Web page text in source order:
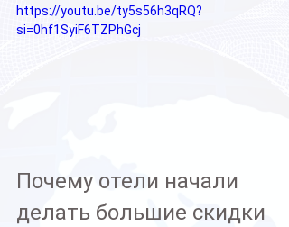
https://youtu.be/ty5s56h3qRQ?
si=0hf1SyiF6TZPhGcj
Почему отели начали
делать большие скидки